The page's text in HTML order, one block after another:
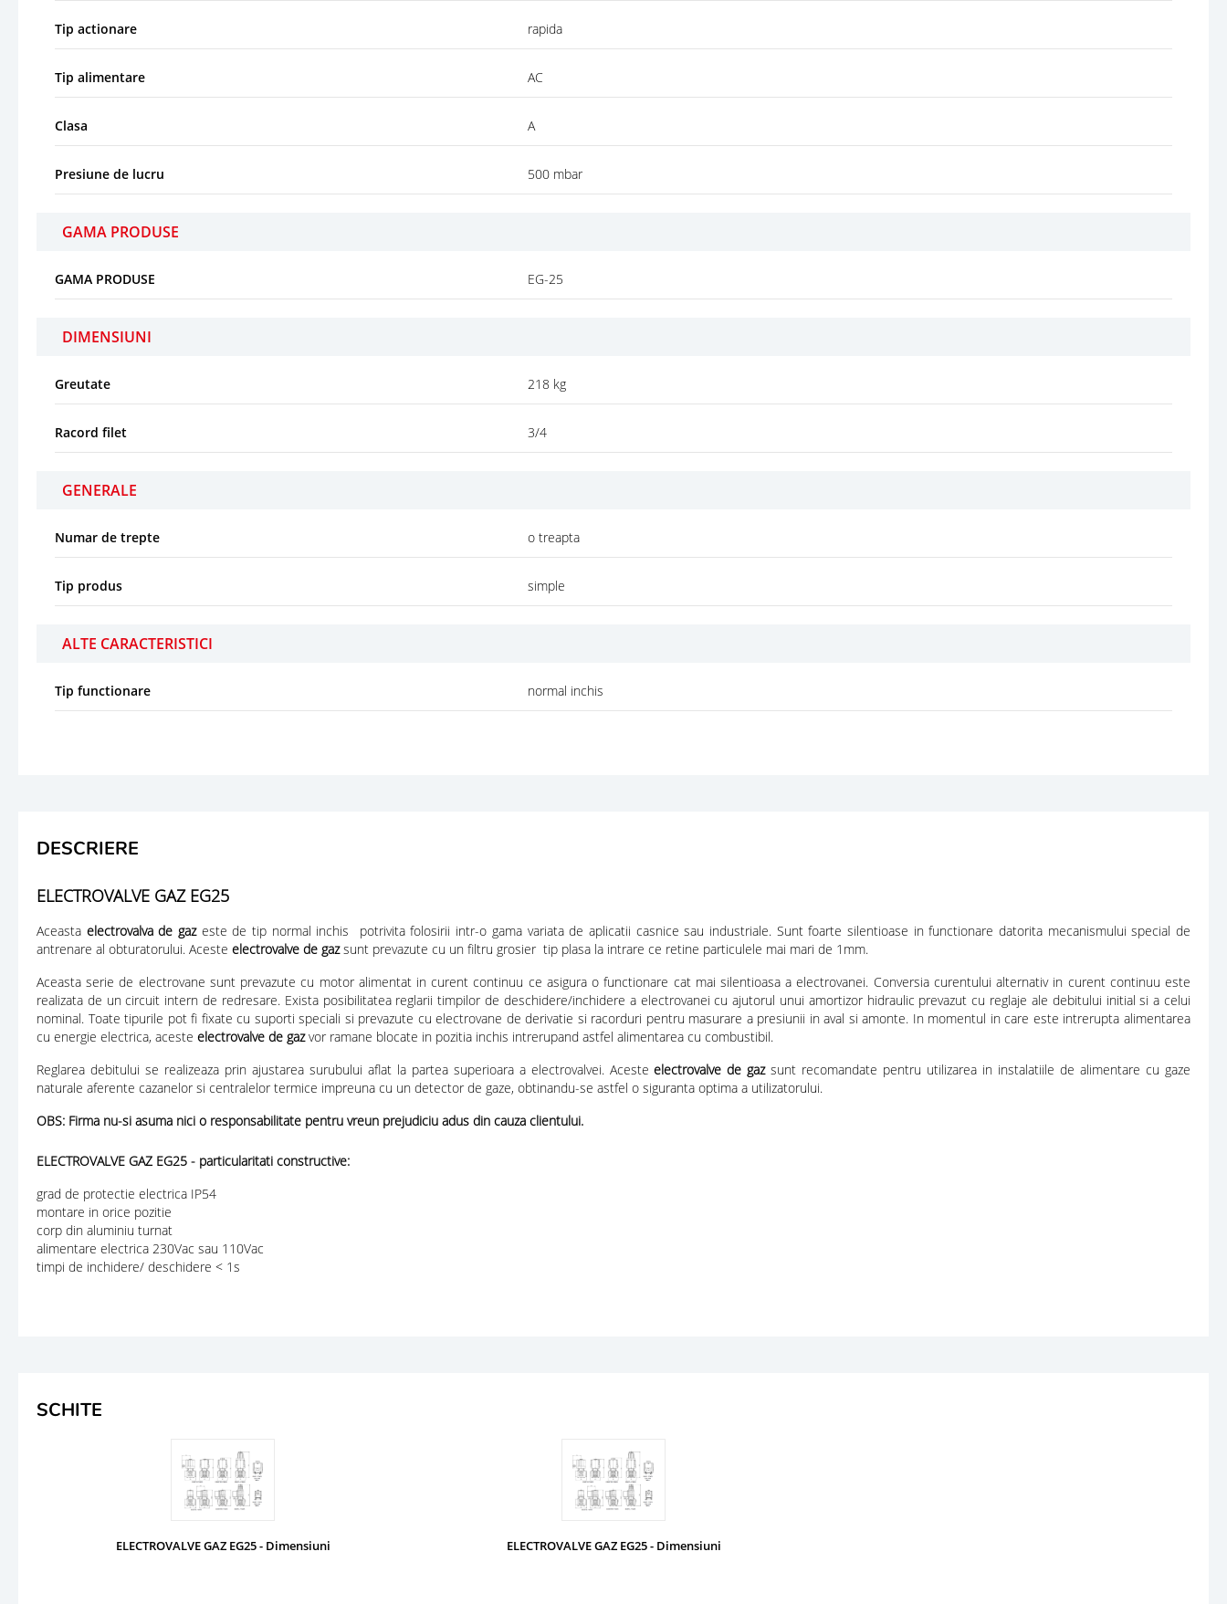
Tip actionare rapida
Tip alimentare AC
Clasa A
Presiune de lucru 500 mbar
GAMA PRODUSE
GAMA PRODUSE EG-25
DIMENSIUNI
Greutate 218 kg
Racord filet 3/4
GENERALE
Numar de trepte o treapta
Tip produs simple
ALTE CARACTERISTICI
Tip functionare normal inchis
DESCRIERE
ELECTROVALVE GAZ EG25
Aceasta electrovalva de gazeste de tip normal inchis potrivita folosirii intr-o gama variata de aplicatii casnice sau industriale. Sunt foarte silentioase in functionare datorita mecanismului special de
antrenare al obturatorului. Aceste electrovalve de gazsunt prevazute cu un filtru grosier tip plasa la intrare ce retine particulele mai mari de 1mm.
Aceasta serie de electrovane sunt prevazute cu motor alimentat in curent continuu ce asigura o functionare cat mai silentioasa a electrovanei. Conversia curentului alternativ in curent continuu este
realizata de un circuit intern de redresare. Exista posibilitatea reglarii timpilor de deschidere/inchidere a electrovanei cu ajutorul unui amortizor hidraulic prevazut cu reglaje ale debitului initial si a celui
nominal. Toate tipurile pot fi fixate cu suporti speciali si prevazute cu electrovane de derivatie si racorduri pentru masurare a presiunii in aval si amonte. In momentul in care este intrerupta alimentarea
cu energie electrica, aceste electrovalve de gazvor ramane blocate in pozitia inchis intrerupand astfel alimentarea cu combustibil.
Reglarea debitului se realizeaza prin ajustarea surubului aflat la partea superioara a electrovalvei. Acesteelectrovalve de gazsunt recomandate pentru utilizarea in instalatiile de alimentare cu gaze
naturale aferente cazanelor si centralelor termice impreuna cu un detector de gaze, obtinandu-se astfel o siguranta optima a utilizatorului.
OBS: Firma nu-si asuma nici o responsabilitate pentru vreun prejudiciu adus din cauza clientului.
ELECTROVALVE GAZ EG25 - particularitati constructive:
grad de protectie electrica IP54
montare in orice pozitie
corp din aluminiu turnat
alimentare electrica 230Vac sau 110Vac
timpi de inchidere/ deschidere < 1s
SCHITE
ELECTROVALVE GAZ EG25 - Dimensiuni ELECTROVALVE GAZ EG25 - Dimensiuni